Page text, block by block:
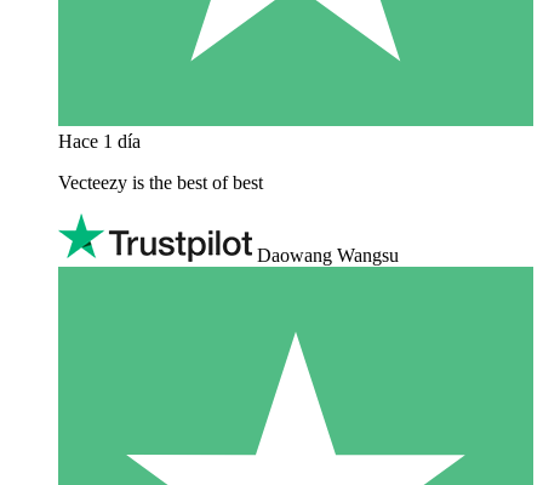
Hace 1 día
Vecteezy is the best of best
Daowang Wangsu